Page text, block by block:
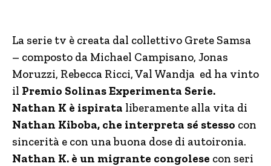
La serie tv è creata dal collettivo Grete Samsa
– composto da Michael Campisano, Jonas
Moruzzi, Rebecca Ricci, Val Wandja ed ha vinto
il Premio Solinas Experimenta Serie.
Nathan K è ispirata liberamente alla vita di
Nathan Kiboba, che interpreta sé stesso con
sincerità e con una buona dose di autoironia.
Nathan K. è un migrante congolese con seri